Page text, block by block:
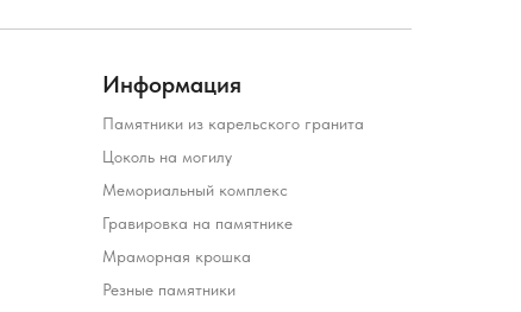
Информация
Памятники из карельского гранита
Цоколь на могилу
Мемориальный комплекс
Гравировка на памятнике
Мраморная крошка
Резные памятники